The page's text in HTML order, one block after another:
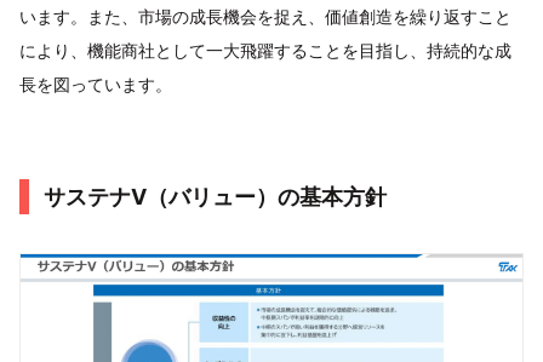
います。また、市場の成長機会を捉え、価値創造を繰り返すこと
により、機能商社として一大飛躍することを目指し、持続的な成
長を図っています。
サステナV（バリュー）の基本方針